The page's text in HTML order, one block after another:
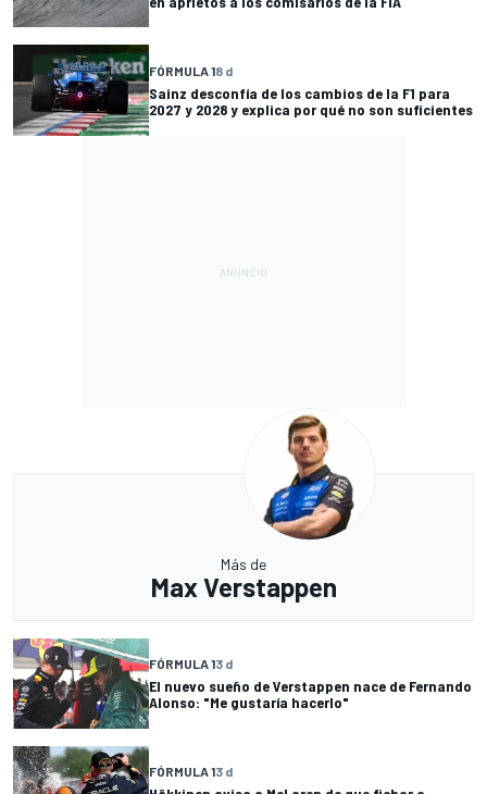
FÓRMULA 18 d
Sainz desconfía de los cambios de la F1 para
2027 y 2028 y explica por qué no son suficientes
Más de
Max Verstappen
FÓRMULA 13 d
El nuevo sueño de Verstappen nace de Fernando
Alonso: "Me gustaría hacerlo"
FÓRMULA 13 d